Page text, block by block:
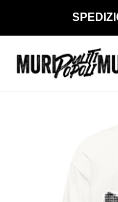
ai
contenuti